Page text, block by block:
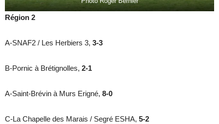
Région 2
A-SNAF2 / Les Herbiers 3, 3-3
B-Pornic à Brétignolles, 2-1
A-Saint-Brévin à Murs Erigné, 8-0
C-La Chapelle des Marais / Segré ESHA, 5-2